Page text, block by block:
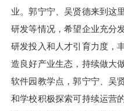
业。郭宁宁、吴贤德来到这
研发等情况，希望企业充分
研发投入和人才引育力度，
造良好产业生态，持续做大
软件园教学点，郭宁宁、吴
和学校积极探索可持续运营